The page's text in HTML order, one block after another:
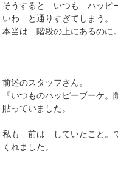
そうすると いつも ハッ
いわ と通りすぎてしまう。
本当は 階段の上にあるのに。
前述のスタッフさん。
『いつものハッピーブーケ
貼っていました。
私も 前は していたこと。
くれました。